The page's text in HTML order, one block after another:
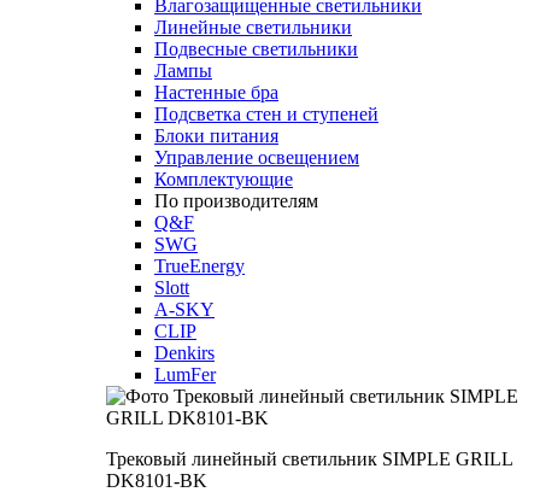
Влагозащищенные светильники
Линейные светильники
Подвесные светильники
Лампы
Настенные бра
Подсветка стен и ступеней
Блоки питания
Управление освещением
Комплектующие
По производителям
Q&F
SWG
TrueEnergy
Slott
A-SKY
CLIP
Denkirs
LumFer
Трековый линейный светильник SIMPLE GRILL
DK8101-BK